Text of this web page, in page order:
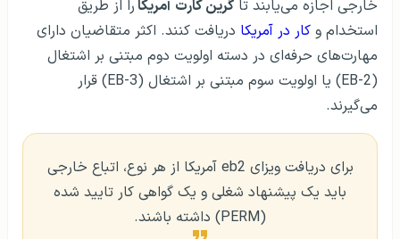
خارجی اجازه می‌یابند تا گرین کارت آمریکارا از طریق
استخدام و کار در آمریکا دریافت کنند. اکثر متقاضیان دارای
مهارت‌های حرفه‌ای در دسته اولویت دوم مبتنی بر اشتغال
(EB-2) یا اولویت سوم مبتنی بر اشتغال (EB-3) قرار
می‌گیرند.
برای دریافت ویزای eb2 آمریکا از هر نوع، اتباع خارجی
باید یک پیشنهاد شغلی و یک گواهی کار تایید شده
(PERM) داشته باشند.